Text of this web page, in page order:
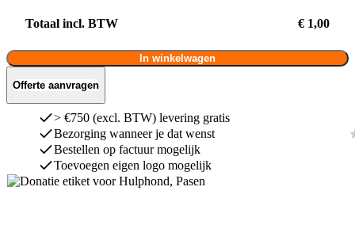
Totaal incl. BTW € 1,00
In winkelwagen
Offerte aanvragen
> €750 (excl. BTW) levering gratis
Bezorging wanneer je dat wenst
Bestellen op factuur mogelijk
Toevoegen eigen logo mogelijk